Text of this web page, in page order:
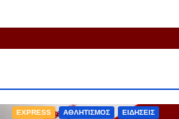
EXPRESS ΑΘΛΗΤΙΣΜΟΣ ΕΙΔΗΣΕΙΣ